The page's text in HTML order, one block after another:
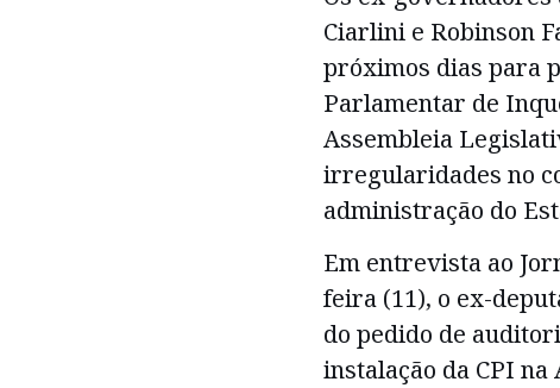
Ciarlini e Robinson
próximos dias para
Parlamentar de
Assembleia
irregularidades no
administração do
Em entrevista ao
feira (11), o ex-
do pedido de
instalação da CPI